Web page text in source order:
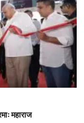
महाराज